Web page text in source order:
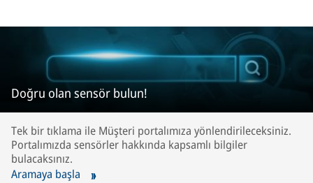
Doğru olan sensör bulun!
Tek bir tıklama ile Müşteri portalımıza yönlendirileceksiniz.
Portalımızda sensörler hakkında kapsamlı bilgiler
bulacaksınız.
Aramaya başla